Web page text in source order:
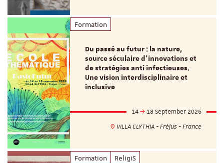
Formation
Du passé au futur : la nature,
source séculaire d’innovations et
de stratégies anti infectieuses.
Une vision interdisciplinaire et
inclusive
14
18 September 2026
VILLA CLYTHIA - Fréjus - France
Formation ReligiS